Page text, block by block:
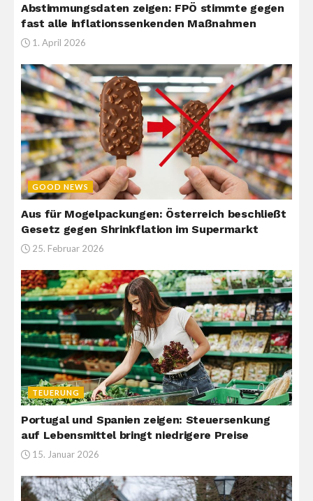
Abstimmungsdaten zeigen: FPÖ stimmte gegen
fast alle inflationssenkenden Maßnahmen
1. April 2026
GOOD NEWS
Aus für Mogelpackungen: Österreich beschließt
Gesetz gegen Shrinkflation im Supermarkt
25. Februar 2026
TEUERUNG
Portugal und Spanien zeigen: Steuersenkung
auf Lebensmittel bringt niedrigere Preise
15. Januar 2026